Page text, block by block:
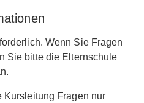
Wenn Sie Fragen
Sie bitte die Elternschule
Kursleitung Fragen nur